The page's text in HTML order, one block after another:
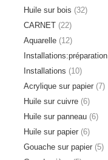
Huile sur bois (32)
CARNET (22)
Aquarelle (12)
Installations:préparation
Installations (10)
Acrylique sur papier (7)
Huile sur cuivre (6)
Huile sur panneau (6)
Huile sur papier (6)
Gouache sur papier (5)